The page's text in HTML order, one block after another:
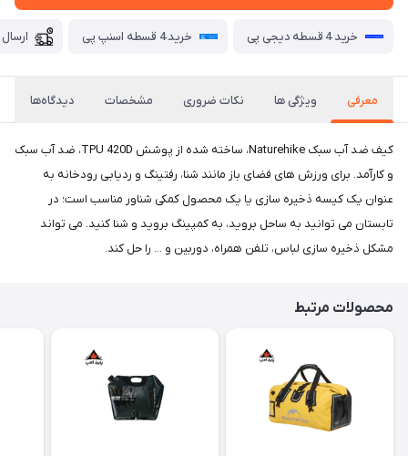
خرید 4 قسطه دیجی پی خرید 4 قسطه اسنپ پی
معرفی ویژگی ها نکات ضروری مشخصات دیدگاه‌ها
کیف ضد آب سبک Naturehike، ساخته شده از پوشش TPU 420D، ضد آب سبک
و کارآمد. برای ورزش های فضای باز مانند شنا، رفتینگ و ردیابی رودخانه به
عنوان یک کیسه ذخیره سازی یا یک محصول کمکی شناور مناسب است؛ در
تابستان می توانید به ساحل بروید، به کمپینگ بروید و شنا کنید. می تواند
مشکل ذخیره سازی لباس، تلفن همراه، دوربین و ... را حل کند.
محصولات مرتبط